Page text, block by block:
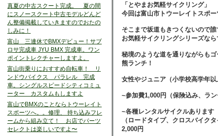
「とやまお気軽サイクリング」
今回は富山市トウーレイトスポ
そこまで坂道もきつくないので
お気軽サイクリングシリーズな
秘境のような道を通りながらも
熊ランチ！
女性やジュニア（小学校高学年
~参加費1,000円（保険込み、ラ
~各種レンタルサイクルあります
（ロードタイプ、クロスバイク
2,000円
真夏の中古スクート完成。 夏の間
にスノースクート中古モデルどんど
ん整備掲載していきますのでおたの
しみに！
富山 三連休でBMXデビュー！サブ
ロサ完成車 JYU BMX 完成車。ワン
ポイントレクチャーしますよ。
富山街乗りにおすすめ自転車！ リ
ンドウバイクス パラレル 完成
車。シングルスピードシティコミュ
ーター カスタムもしますよ
富山でBMXのことならトウーレイト
スポーツへ。。修理、 持ち込みフレ
ームから組み立て！ お店でパーツ
セレクトは楽しいですよ〜